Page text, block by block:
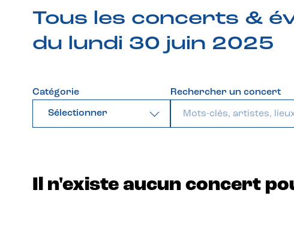
Tous les concerts &
du lundi 30 juin 2025
Catégorie
Sélectionner
Rechercher un concert
Il n'existe aucun concert